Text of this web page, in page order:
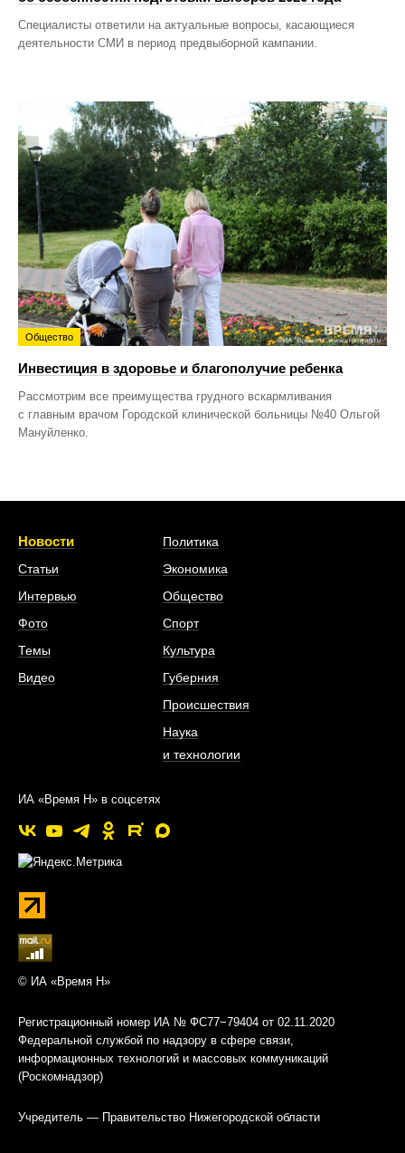
Специалисты ответили на актуальные вопросы, касающиеся
деятельности СМИ в период предвыборной кампании.
Общество
Инвестиция в здоровье и благополучие ребенка
Рассмотрим все преимущества грудного вскармливания
с главным врачом Городской клинической больницы №40 Ольгой
Мануйленко.
Новости
Статьи
Интервью
Фото
Темы
Видео
Политика
Экономика
Общество
Спорт
Культура
Губерния
Происшествия
Наука
и технологии
ИА «Время Н» в соцсетях
© ИА «Время Н»
Регистрационный номер ИА № ФС77−79404 от 02.11.2020
Федеральной службой по надзору в сфере связи,
информационных технологий и массовых коммуникаций
(Роскомнадзор)
Учредитель — Правительство Нижегородской области